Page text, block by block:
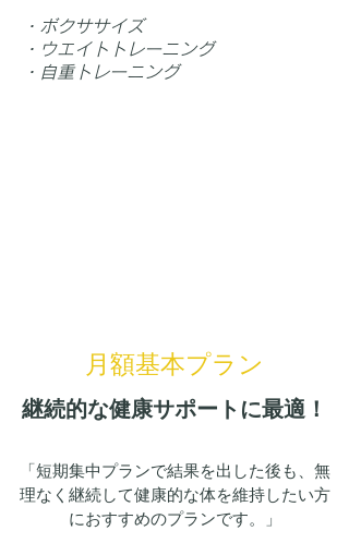
​・ボクササイズ
・ウエイトトレーニング
・自重トレーニング
​月額基本プラン
​「短期集中プランで結果を出した後も、無
理なく継続して健康的な体を維持したい方
におすすめのプランです。」
​継続的な健康サポートに最適！​